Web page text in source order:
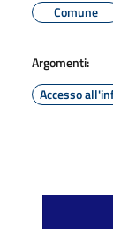
Comune
Argomenti:
Accesso